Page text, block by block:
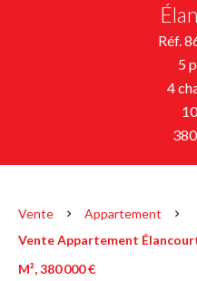
Réf.
5
4
Vente
Appartement
Vente Appartement
M², 380 000 €